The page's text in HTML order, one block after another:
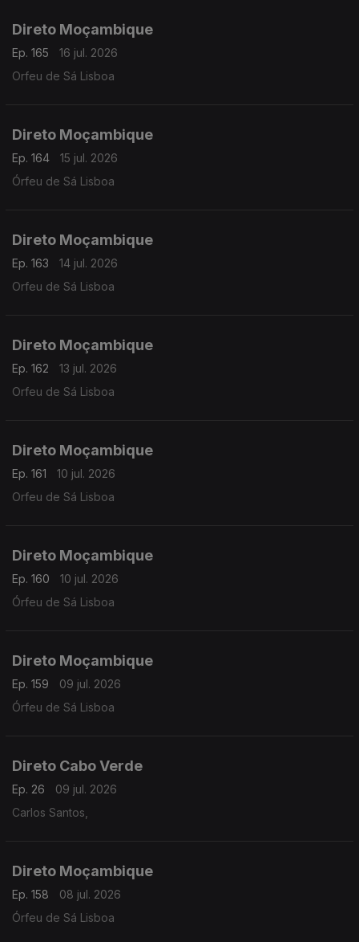
Direto Moçambique
Ep. 165
16 jul. 2026
Orfeu de Sá Lisboa
Direto Moçambique
Ep. 164
15 jul. 2026
Órfeu de Sá Lisboa
Direto Moçambique
Ep. 163
14 jul. 2026
Orfeu de Sá Lisboa
Direto Moçambique
Ep. 162
13 jul. 2026
Orfeu de Sá Lisboa
Direto Moçambique
Ep. 161
10 jul. 2026
Orfeu de Sá Lisboa
Direto Moçambique
Ep. 160
10 jul. 2026
Órfeu de Sá Lisboa
Direto Moçambique
Ep. 159
09 jul. 2026
Órfeu de Sá Lisboa
Direto Cabo Verde
Ep. 26
09 jul. 2026
Carlos Santos,
Direto Moçambique
Ep. 158
08 jul. 2026
Órfeu de Sá Lisboa